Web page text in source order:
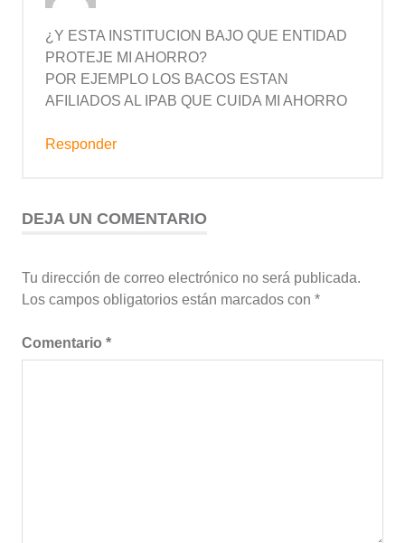
¿Y ESTA INSTITUCION BAJO QUE ENTIDAD
PROTEJE MI AHORRO?
POR EJEMPLO LOS BACOS ESTAN
AFILIADOS AL IPAB QUE CUIDA MI AHORRO
Responder
DEJA UN COMENTARIO
Tu dirección de correo electrónico no será publicada.
Los campos obligatorios están marcados con *
Comentario *